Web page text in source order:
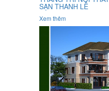
SẠN THANH LỄ
Xem thêm